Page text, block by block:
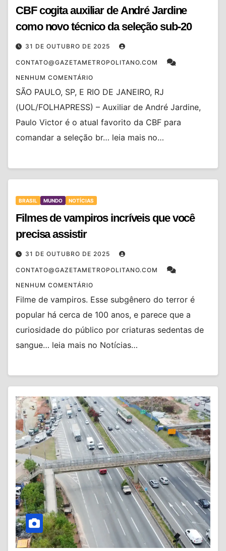
CBF cogita auxiliar de André Jardine
como novo técnico da seleção sub-20
31 DE OUTUBRO DE 2025
CONTATO@GAZETAMETROPOLITANO.COM
NENHUM COMENTÁRIO
SÃO PAULO, SP, E RIO DE JANEIRO, RJ
(UOL/FOLHAPRESS) – Auxiliar de André Jardine,
Paulo Victor é o atual favorito da CBF para
comandar a seleção br… leia mais no…
BRASIL MUNDO NOTÍCIAS
Filmes de vampiros incríveis que você
precisa assistir
31 DE OUTUBRO DE 2025
CONTATO@GAZETAMETROPOLITANO.COM
NENHUM COMENTÁRIO
Filme de vampiros. Esse subgênero do terror é
popular há cerca de 100 anos, e parece que a
curiosidade do público por criaturas sedentas de
sangue… leia mais no Notícias…